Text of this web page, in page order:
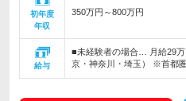
初年度
年収
350万円～800万円
給与
■未経験者の場合… 月給29
京・神奈川・埼玉） ※首都